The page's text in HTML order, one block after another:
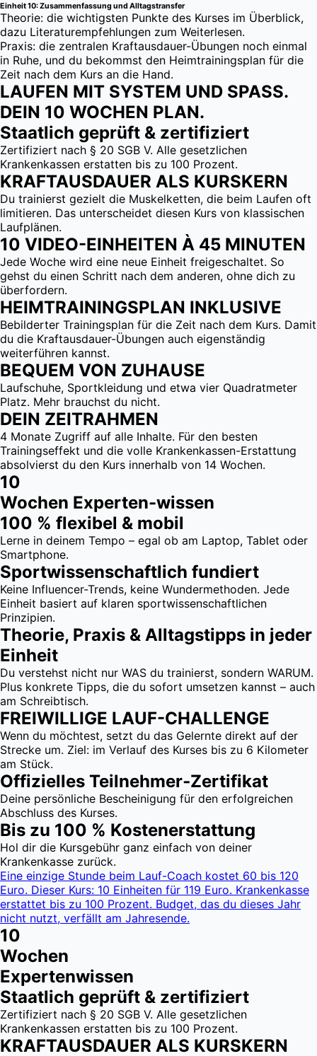
Einheit 10: Zusammenfassung und Alltagstransfer
Theorie: die wichtigsten Punkte des Kurses im Überblick,
dazu Literaturempfehlungen zum Weiterlesen.
Praxis: die zentralen Kraftausdauer-Übungen noch einmal
in Ruhe, und du bekommst den Heimtrainingsplan für die
Zeit nach dem Kurs an die Hand.
LAUFEN MIT SYSTEM UND SPASS.
DEIN 10 WOCHEN PLAN.
Staatlich geprüft & zertifiziert
Zertifiziert nach § 20 SGB V. Alle gesetzlichen
Krankenkassen erstatten bis zu 100 Prozent.
KRAFTAUSDAUER ALS KURSKERN
Du trainierst gezielt die Muskelketten, die beim Laufen oft
limitieren. Das unterscheidet diesen Kurs von klassischen
Laufplänen.
10 VIDEO-EINHEITEN À 45 MINUTEN
Jede Woche wird eine neue Einheit freigeschaltet. So
gehst du einen Schritt nach dem anderen, ohne dich zu
überfordern.
HEIMTRAININGSPLAN INKLUSIVE
Bebilderter Trainingsplan für die Zeit nach dem Kurs. Damit
du die Kraftausdauer-Übungen auch eigenständig
weiterführen kannst.
BEQUEM VON ZUHAUSE
Laufschuhe, Sportkleidung und etwa vier Quadratmeter
Platz. Mehr brauchst du nicht.
DEIN ZEITRAHMEN
4 Monate Zugriff auf alle Inhalte. Für den besten
Trainingseffekt und die volle Krankenkassen-Erstattung
absolvierst du den Kurs innerhalb von 14 Wochen.
10
Wochen Experten-wissen
100 % flexibel & mobil
Lerne in deinem Tempo – egal ob am Laptop, Tablet oder
Smartphone.
Sportwissenschaftlich fundiert
Keine Influencer-Trends, keine Wundermethoden. Jede
Einheit basiert auf klaren sportwissenschaftlichen
Prinzipien.
Theorie, Praxis & Alltagstipps in jeder
Einheit
Du verstehst nicht nur WAS du trainierst, sondern WARUM.
Plus konkrete Tipps, die du sofort umsetzen kannst – auch
am Schreibtisch.
FREIWILLIGE LAUF-CHALLENGE
Wenn du möchtest, setzt du das Gelernte direkt auf der
Strecke um. Ziel: im Verlauf des Kurses bis zu 6 Kilometer
am Stück.
Offizielles Teilnehmer‑Zertifikat
Deine persönliche Bescheinigung für den erfolgreichen
Abschluss des Kurses.
Bis zu 100 % Kosten­erstattung
Hol dir die Kursgebühr ganz einfach von deiner
Krankenkasse zurück.
Eine einzige Stunde beim Lauf-Coach kostet 60 bis 120
Euro. Dieser Kurs: 10 Einheiten für 119 Euro. Krankenkasse
erstattet bis zu 100 Prozent. Budget, das du dieses Jahr
nicht nutzt, verfällt am Jahresende.
10
Wochen
Expertenwissen
Staatlich geprüft & zertifiziert
Zertifiziert nach § 20 SGB V. Alle gesetzlichen
Krankenkassen erstatten bis zu 100 Prozent.
KRAFTAUSDAUER ALS KURSKERN